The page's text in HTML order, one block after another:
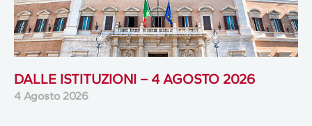
DALLE ISTITUZIONI – 4 AGOSTO 2026
4 Agosto 2026